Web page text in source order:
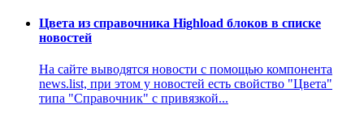
Цвета из справочника Highload блоков в списке
новостей
На сайте выводятся новости с помощью компонента
news.list, при этом у новостей есть свойство "Цвета"
типа "Cправочник" с привязкой...